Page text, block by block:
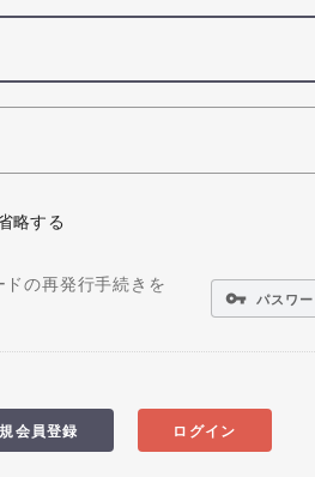
略する
の再発行手続きを
vpn_key パスワ
ログイン
会員登録